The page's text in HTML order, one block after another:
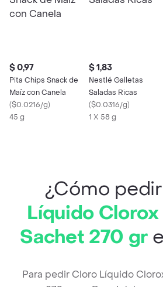
$ 0,97
Pita Chips Snack de
Maíz con Canela
($0.0216/g)
45 g
$ 1,83
Nestlé Galletas
Saladas Ricas
($0.0316/g)
1 X 58 g
¿Cómo pedir
Líquido
Sachet 270 gr
Para pedir Cloro Líquido